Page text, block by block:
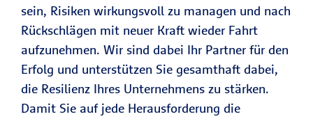
sein, Risiken wirkungsvoll zu managen und nach
Rückschlägen mit neuer Kraft wieder Fahrt
aufzunehmen. Wir sind dabei Ihr Partner für den
Erfolg und unterstützen Sie gesamthaft dabei,
die Resilienz Ihres Unternehmens zu stärken.
Damit Sie auf jede Herausforderung die